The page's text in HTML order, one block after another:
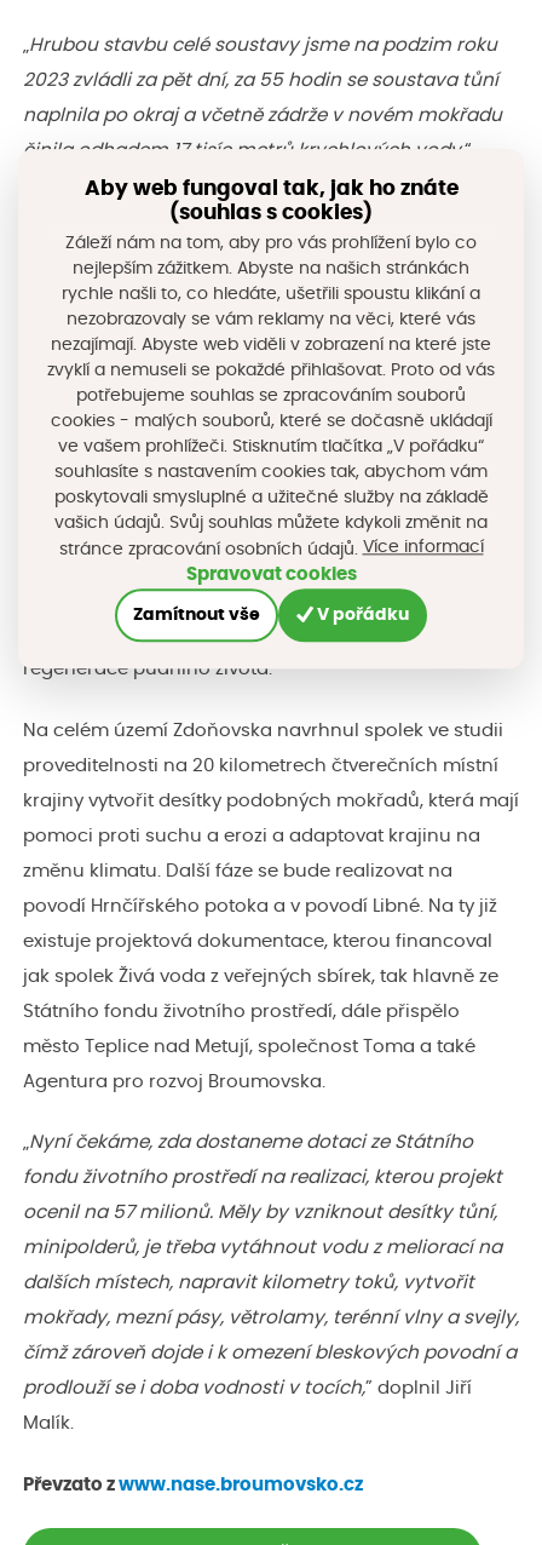
„Hrubou stavbu celé soustavy jsme na podzim roku
2023 zvládli za pět dní, za 55 hodin se soustava tůní
naplnila po okraj a včetně zádrže v novém mokřadu
činila odhadem 17 tisíc metrů krychlových vody,“
uvedla koordinátorka spolku Živá voda Dagmar
Michalíková. I když jsou tůně nyní po teplé zimě skoro
prázdné, budou podle jejích slov plnit svou funkci.
I poloprázdné mají svou důležitou funkci: při
přívalovém dešti jako záchytné poldery, později jako
občasné tůně, poskytující vodu celému mikropovodí.
Pro “živáčky” jsou občasné tůně cenným a v dnešní
době vzácným biotopem. Jsou vítaným útočištěm
pro hmyz, obojživelníky, ptáky a další živočichy,“ řekla.
Projekt „5tůní” bude zároveň fungovat jako laboratoř v
přírodě, horní část obnoveného mokřadu je osazena
půdními sondami, které pomáhají vědcům sledovat
zvýšení zádrže vody a uhlíku v půdě včetně sledování
regenerace půdního života.
Na celém území Zdoňovska navrhnul spolek ve studii
proveditelnosti na 20 kilometrech čtverečních místní
krajiny vytvořit desítky podobných mokřadů, která mají
pomoci proti suchu a erozi a adaptovat krajinu na
změnu klimatu. Další fáze se bude realizovat na
povodí Hrnčířského potoka a v povodí Libné. Na ty již
existuje projektová dokumentace, kterou financoval
jak spolek Živá voda z veřejných sbírek, tak hlavně ze
Státního fondu životního prostředí, dále přispělo
město Teplice nad Metují, společnost Toma a také
Agentura pro rozvoj Broumovska.
„Nyní čekáme, zda dostaneme dotaci ze Státního
fondu životního prostředí na realizaci, kterou projekt
ocenil na 57 milionů. Měly by vzniknout desítky tůní,
minipolderů, je třeba vytáhnout vodu z meliorací na
dalších místech, napravit kilometry toků, vytvořit
mokřady, mezní pásy, větrolamy, terénní vlny a svejly,
čímž zároveň dojde i k omezení bleskových povodní a
prodlouží se i doba vodnosti v tocích,” doplnil Jiří
Malík.
Převzato z www.nase.broumovsko.cz
Aby web fungoval tak, jak ho znáte
(souhlas s cookies)
Záleží nám na tom, aby pro vás prohlížení bylo co
nejlepším zážitkem. Abyste na našich stránkách
rychle našli to, co hledáte, ušetřili spoustu klikání a
nezobrazovaly se vám reklamy na věci, které vás
nezajímají. Abyste web viděli v zobrazení na které jste
zvyklí a nemuseli se pokaždé přihlašovat. Proto od vás
potřebujeme souhlas se zpracováním souborů
cookies - malých souborů, které se dočasně ukládají
ve vašem prohlížeči. Stisknutím tlačítka „V pořádku“
souhlasíte s nastavením cookies tak, abychom vám
poskytovali smysluplné a užitečné služby na základě
vašich údajů. Svůj souhlas můžete kdykoli změnit na
stránce zpracování osobních údajů. Více informací
Spravovat cookies
Zamítnout vše V pořádku